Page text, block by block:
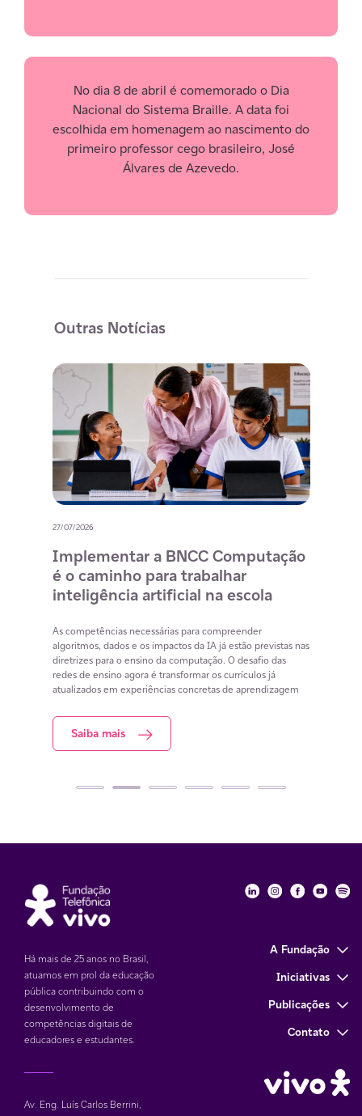
No dia 8 de abril é comemorado o Dia
Nacional do Sistema Braille. A datafoi
escolhida em homenagem ao nascimento do
primeiro professor cego brasileiro, José
Álvares de Azevedo.
Outras Notícias
27/07/2026
Implementar a BNCC Computação
é o caminho para trabalhar
inteligência artificial na escola
As competências necessárias para compreender
algoritmos, dados e os impactos da IA já estão previstas nas
diretrizes para o ensino da computação. O desafio das
redes de ensino agora é transformar os currículos já
atualizados em experiências concretas de aprendizagem
Saiba mais
Há mais de 25 anos no Brasil,
atuamos em prol da educação
pública contribuindo com o
desenvolvimento de
competências digitais de
educadores e estudantes.
Av. Eng. Luís Carlos Berrini,
Fundação
Fundação
A Fundação
Iniciativas
Publicações
Contato